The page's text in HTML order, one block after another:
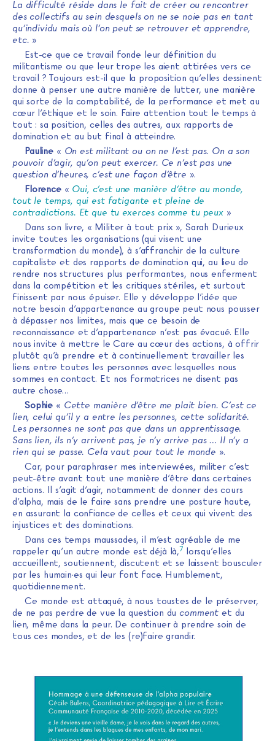
La difficulté réside dans le fait de créer ou rencontrer
des collectifs au sein desquels on ne se noie pas en tant
qu’individu mais où l’on peut se retrouver et apprendre,
etc. »
Est-ce que ce travail fonde leur définition du
militantisme ou que leur trope les aient attirées vers ce
travail ? Toujours est-il que la proposition qu’elles dessinent
donne à penser une autre manière de lutter, une manière
qui sorte de la comptabilité, de la performance et met au
cœur l’éthique et le soin. Faire attention tout le temps à
tout : sa position, celles des autres, aux rapports de
domination et au but final à atteindre.
Pauline« On est militant ou on ne l’est pas. On a son
pouvoir d’agir, qu’on peut exercer. Ce n’est pas une
question d’heures, c’est une façon d’être ».
Florence« Oui, c’est une manière d’être au monde,
tout le temps, qui est fatigante et pleine de
contradictions. Et que tu exerces comme tu peux»
Dans son livre, « Militer à tout prix », Sarah Durieux
invite toutes les organisations (qui visent une
transformation du monde), à s’affranchir de la culture
capitaliste et des rapports de domination qui, au lieu de
rendre nos structures plus performantes, nous enferment
dans la compétition et les critiques stériles, et surtout
finissent par nous épuiser. Elle y développe l’idée que
notre besoin d’appartenance au groupe peut nous pousser
à dépasser nos limites, mais que ce besoin de
reconnaissance et d’appartenance n’est pas évacué. Elle
nous invite à mettre le Care au cœur des actions, à offrir
plutôt qu’à prendre et à continuellement travailler les
liens entre toutes les personnes avec lesquelles nous
sommes en contact. Et nos formatrices ne disent pas
autre chose…
Sophie « Cette manière d’être me plait bien. C’est ce
lien, celui qu’il y a entre les personnes, cette solidarité.
Les personnes ne sont pas que dans un apprentissage.
Sans lien, ils n’y arrivent pas, je n’y arrive pas … Il n’y a
rien qui se passe. Cela vaut pour tout le monde ».
Car, pour paraphraser mes interviewées, militer c’est
peut-être avant tout une manière d’être dans certaines
actions. Il s’agit d’agir, notamment de donner des cours
d’alpha, mais de le faire sans prendre une posture haute,
en assurant la confiance de celles et ceux qui vivent des
injustices et des dominations.
Dans ces temps maussades, il m’est agréable de me
rappeler qu’un autre monde est déjà là,7 lorsqu’elles
accueillent, soutiennent, discutent et se laissent bousculer
par les humain·es qui leur font face. Humblement,
quotidiennement.
Ce monde est attaqué, à nous toustes de le préserver,
de ne pas perdre de vue la question du comment et du
lien, même dans la peur. De continuer à prendre soin de
tous ces mondes, et de les (re)faire grandir.